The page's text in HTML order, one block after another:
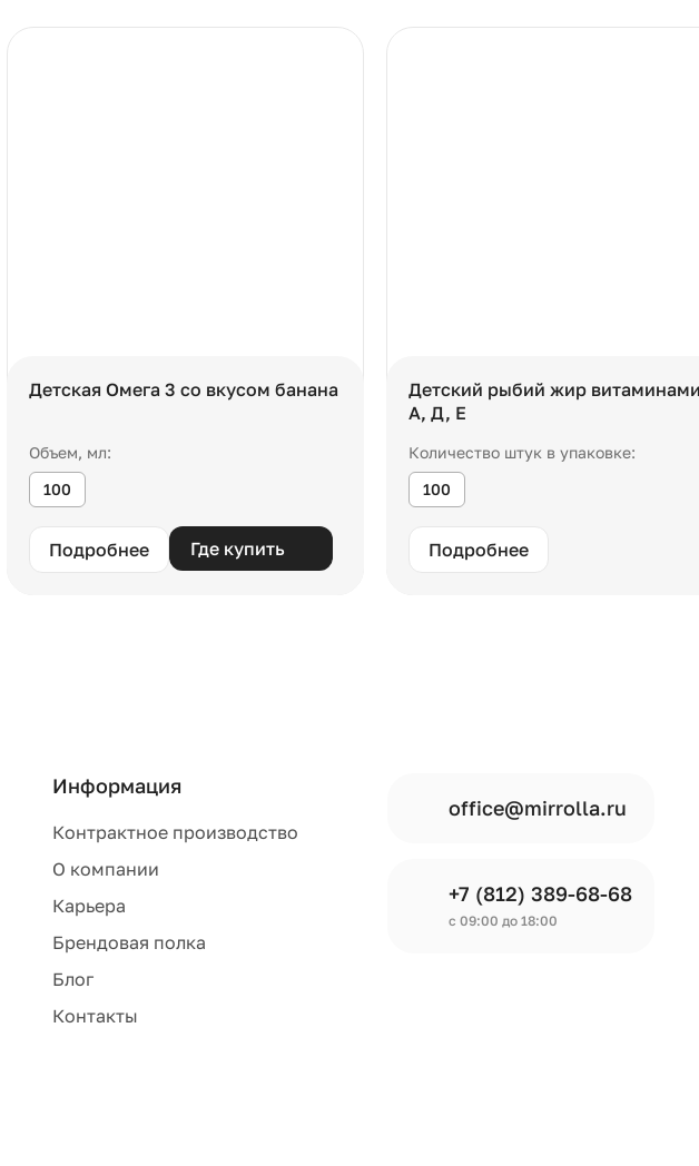
Детская Омега 3 со вкусом банана
Объем, мл:
100
Подробнее Где купить
Детский рыбий жир
А, Д, Е
Количество штук в упаковке:
100
Подробнее
Информация
Контрактное производство
О компании
Карьера
Брендовая полка
Блог
Контакты
office@mirrolla.ru
+7 (812) 389-68-68
с 09:00 до 18:00